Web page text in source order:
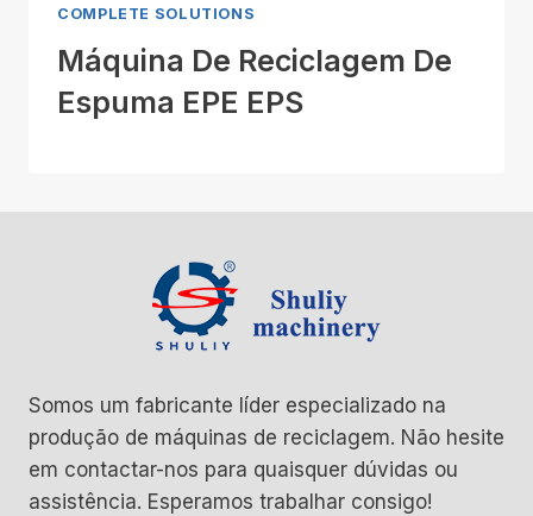
COMPLETE SOLUTIONS
Máquina De Reciclagem De
Espuma EPE EPS
Somos um fabricante líder especializado na
produção de máquinas de reciclagem. Não hesite
em contactar-nos para quaisquer dúvidas ou
assistência. Esperamos trabalhar consigo!